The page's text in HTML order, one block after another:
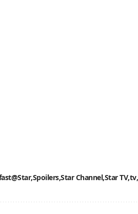
SpoilersStar Channel Star TV tv